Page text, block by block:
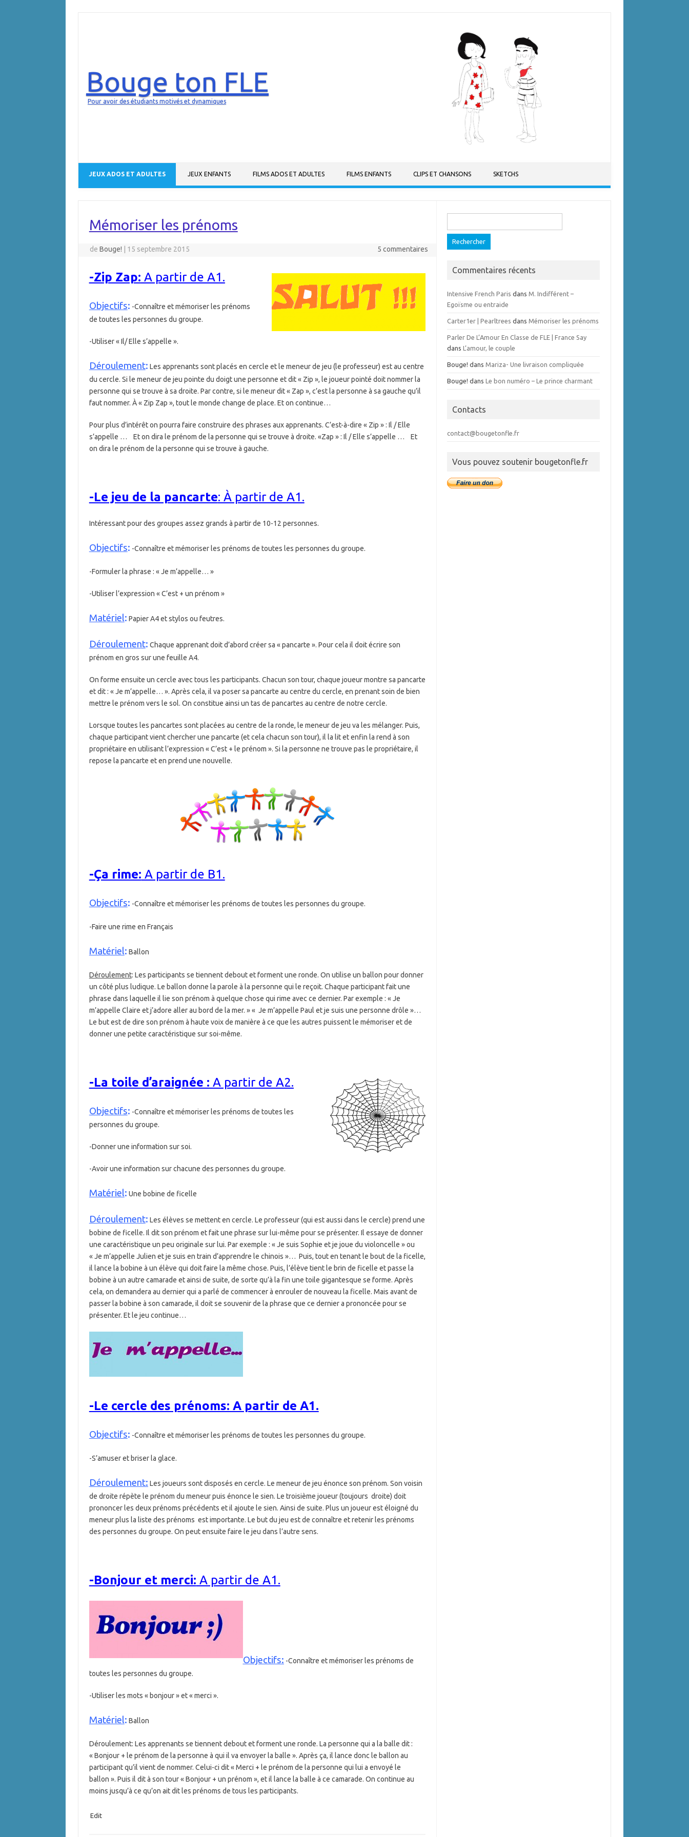
Bouge ton FLE
Pour avoir des étudiants motivés et dynamiques
JEUX ADOS ET ADULTES JEUX ENFANTS FILMS ADOS ET ADULTES FILMS ENFANTS CLIPS ET CHANSONS SKETCHS
Mémoriser les prénoms
deBouge! 15 septembre 2015 5 commentaires
-Zip Zap: A partir de A1.
Objectifs: -Connaître et mémoriser les prénoms
de toutes les personnes du groupe.
-Utiliser « Il/ Elle s’appelle ».
Déroulement: Les apprenants sont placés en cercle et le meneur de jeu (le professeur) est au centre
du cercle. Si le meneur de jeu pointe du doigt une personne et dit « Zip », le joueur pointé doit nommer la
personne qui se trouve à sa droite. Par contre, si le meneur dit « Zap », c’est la personne à sa gauche qu’il
faut nommer. À « Zip Zap », tout le monde change de place. Et on continue…
Pour plus d’intérêt on pourra faire construire des phrases aux apprenants. C’est-à-dire « Zip » : Il / Elle
s’appelle … Et on dira le prénom de la personne qui se trouve à droite. «Zap » : Il / Elle s’appelle … Et
on dira le prénom de la personne qui se trouve à gauche.
-Le jeu de la pancarte: À partir de A1.
Intéressant pour des groupes assez grands à partir de 10-12 personnes.
Objectifs: -Connaître et mémoriser les prénoms de toutes les personnes du groupe.
-Formuler la phrase : « Je m’appelle… »
-Utiliser l’expression « C’est + un prénom »
Matériel: Papier A4 et stylos ou feutres.
Déroulement: Chaque apprenant doit d’abord créer sa « pancarte ». Pour cela il doit écrire son
prénom en gros sur une feuille A4.
On forme ensuite un cercle avec tous les participants. Chacun son tour, chaque joueur montre sa pancarte
et dit : « Je m’appelle… ». Après cela, il va poser sa pancarte au centre du cercle, en prenant soin de bien
mettre le prénom vers le sol. On constitue ainsi un tas de pancartes au centre de notre cercle.
Lorsque toutes les pancartes sont placées au centre de la ronde, le meneur de jeu va les mélanger. Puis,
chaque participant vient chercher une pancarte (et cela chacun son tour), il la lit et enfin la rend à son
propriétaire en utilisant l’expression « C’est + le prénom ». Si la personne ne trouve pas le propriétaire, il
repose la pancarte et en prend une nouvelle.
-Ça rime: A partir de B1.
Objectifs: -Connaître et mémoriser les prénoms de toutes les personnes du groupe.
-Faire une rime en Français
Matériel: Ballon
Déroulement: Les participants se tiennent debout et forment une ronde. On utilise un ballon pour donner
un côté plus ludique. Le ballon donne la parole à la personne qui le reçoit. Chaque participant fait une
phrase dans laquelle il lie son prénom à quelque chose qui rime avec ce dernier. Par exemple : « Je
m’appelle Claire et j’adore aller au bord de la mer. » « Je m’appelle Paul et je suis une personne drôle »…
Le but est de dire son prénom à haute voix de manière à ce que les autres puissent le mémoriser et de
donner une petite caractéristique sur soi-même.
-La toile d’araignée : A partir de A2.
Objectifs: -Connaître et mémoriser les prénoms de toutes les
personnes du groupe.
-Donner une information sur soi.
-Avoir une information sur chacune des personnes du groupe.
Matériel: Une bobine de ficelle
Déroulement: Les élèves se mettent en cercle. Le professeur (qui est aussi dans le cercle) prend une
bobine de ficelle. Il dit son prénom et fait une phrase sur lui-même pour se présenter. Il essaye de donner
une caractéristique un peu originale sur lui. Par exemple : « Je suis Sophie et je joue du violoncelle » ou
« Je m’appelle Julien et je suis en train d’apprendre le chinois »… Puis, tout en tenant le bout de la ficelle,
il lance la bobine à un élève qui doit faire la même chose. Puis, l’élève tient le brin de ficelle et passe la
bobine à un autre camarade et ainsi de suite, de sorte qu’à la fin une toile gigantesque se forme. Après
cela, on demandera au dernier qui a parlé de commencer à enrouler de nouveau la ficelle. Mais avant de
passer la bobine à son camarade, il doit se souvenir de la phrase que ce dernier a prononcée pour se
présenter. Et le jeu continue…
-Le cercle des prénoms: A partir de A1.
Objectifs: -Connaître et mémoriser les prénoms de toutes les personnes du groupe.
-S’amuser et briser la glace.
Déroulement: Les joueurs sont disposés en cercle. Le meneur de jeu énonce son prénom. Son voisin
de droite répète le prénom du meneur puis énonce le sien. Le troisième joueur (toujours droite) doit
prononcer les deux prénoms précédents et il ajoute le sien. Ainsi de suite. Plus un joueur est éloigné du
meneur plus la liste des prénoms est importante. Le but du jeu est de connaître et retenir les prénoms
des personnes du groupe. On peut ensuite faire le jeu dans l’autre sens.
-Bonjour et merci: A partir de A1.
Objectifs: -Connaître et mémoriser les prénoms de
toutes les personnes du groupe.
-Utiliser les mots « bonjour » et « merci ».
Matériel: Ballon
Déroulement: Les apprenants se tiennent debout et forment une ronde. La personne qui a la balle dit :
« Bonjour + le prénom de la personne à qui il va envoyer la balle ». Après ça, il lance donc le ballon au
participant qu’il vient de nommer. Celui-ci dit « Merci + le prénom de la personne qui lui a envoyé le
ballon ». Puis il dit à son tour « Bonjour + un prénom », et il lance la balle à ce camarade. On continue au
moins jusqu’à ce qu’on ait dit les prénoms de tous les participants.
Edit
Commentaires récents
Intensive French Paris dansM. Indifférent –
Egoïsme ou entraide
Carter1er | Pearltrees dansMémoriser les prénoms
Parler De L’Amour En Classe de FLE | France Say
dansL’amour, le couple
Bouge! dansMariza- Une livraison compliquée
Bouge! dansLe bon numéro – Le prince charmant
Contacts
contact@bougetonfle.fr
Vous pouvez soutenir bougetonfle.fr